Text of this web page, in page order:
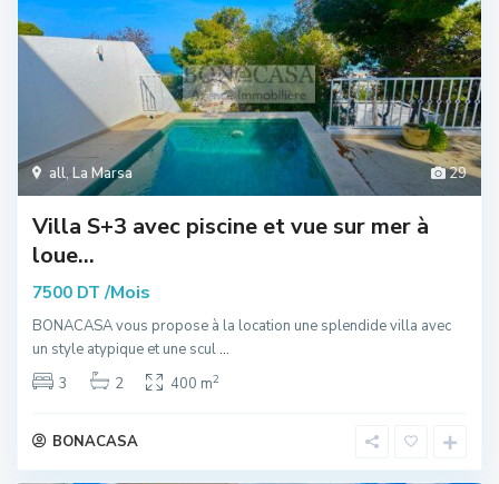
29
all, La Marsa
Villa S+3 avec piscine et vue sur mer à
loue...
7500 DT /Mois
BONACASA vous propose à la location une splendide villa avec
un style atypique et une scul...
3
2 400 m2
BONACASA